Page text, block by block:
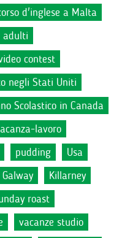
d'inglese a Malta
adulti
contest
negli Stati Uniti
Scolastico in Canada
lavoro
pudding
Usa
Galway
Killarney
roast
vacanze studio